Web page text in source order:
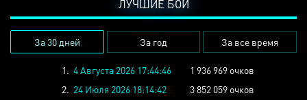
ЛУЧШИЕ БОИ
За 30 дней За год За все время
1. 4 Августа 2026 17:44:46
1 936 969 очков
2. 24 Июля 2026 18:14:42
3 852 059 очков